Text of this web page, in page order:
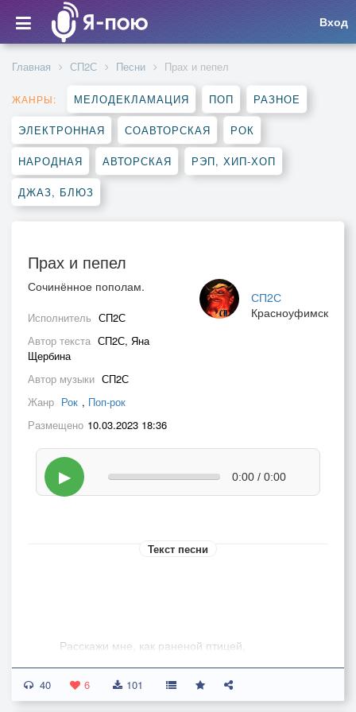
Вход
Главная СП2С Песни Прах и пепел
ЖАНРЫ: МЕЛОДЕКЛАМАЦИЯ ПОП РАЗНОЕ
ЭЛЕКТРОННАЯ СОАВТОРСКАЯ РОК
НАРОДНАЯ АВТОРСКАЯ РЭП, ХИП-ХОП
ДЖАЗ, БЛЮЗ
Прах и пепел
СП2С
Красноуфимск
Сочинённое пополам.
Исполнитель СП2С
Автор текста СП2С, Яна
Щербина
Автор музыки СП2С
Жанр Рок , Поп-рок
Размещено 10.03.2023 18:36
▶ 0:00 / 0:00
Текст песни
Расскажи мне, как раненой птицей,
Плачет сердце замирая в тоске.
Среди вихрей ему бы кружиться,
Но как камень - обрастает на дне.
40 6 101